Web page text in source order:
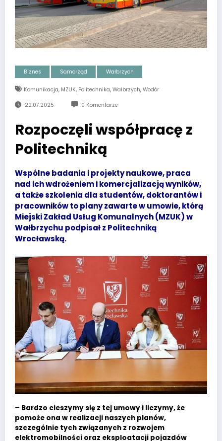
Biznes Samorząd Wałbrzych
Komunikacja, MZUK, Politechnika, Wałbrzych, Wodór
22.07.2025 0 Komentarze
Rozpoczęli współpracę z
Politechniką
Wspólne badania i projekty naukowe, praca
nad ich wdrożeniem i komercjalizacją wyników,
a także szkolenia dla studentów, doktorantów i
pracowników to plany zawarte w umowie, którą
Miejski Zakład Usług Komunalnych (MZUK) w
Wałbrzychu podpisał z Politechniką
Wrocławską.
– Bardzo cieszymy się z tej umowy i liczymy, że
pomoże ona w realizacji naszych planów,
szczególnie tych związanych z rozwojem
elektromobilności oraz eksploatacji pojazdów